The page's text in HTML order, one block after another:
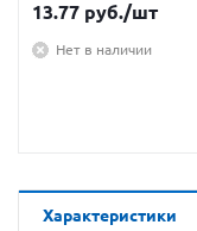
13.77 руб./шт
Нет в наличии
Характеристики